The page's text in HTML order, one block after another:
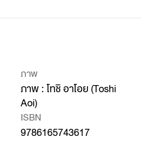
ภาพ
ภาพ : โทชิ อาโอย (Toshi
Aoi)
ISBN
9786165743617